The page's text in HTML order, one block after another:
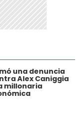
una denuncia
Alex Caniggia
millonaria